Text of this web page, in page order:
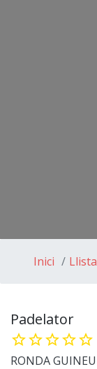
Inici
Padelator
star_borderstar_borderstar_borderstar_borderstar_border
RONDA